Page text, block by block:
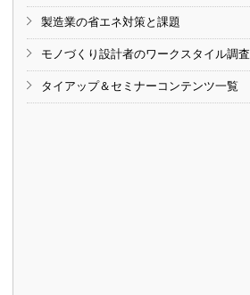
製造業の省エネ対策と課題
モノづくり設計者のワークスタイル調査
タイアップ＆セミナーコンテンツ一覧